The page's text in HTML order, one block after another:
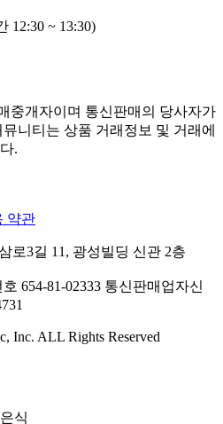
12:30 ~ 13:30)
중개자이며 통신판매의 당사자가
니티는 상품 거래정보 및 거래에
.
약관
로3길 11, 광성빌딩 신관 2층
654-81-02333 통신판매업자신
Inc. ALL Rights Reserved
식